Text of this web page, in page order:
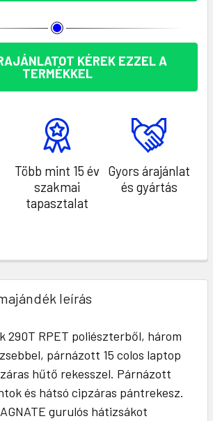
KÉREK EZZEL A
TERMÉKKEL
Több mint 15 év
szakmai
tapasztalat
Gyors árajánlat
és gyártás
leírás
290T RPET poliészterből, három
párnázott 15 colos laptop
hűtő rekesszel. Párnázott
és hátsó cipzáras pántrekesz.
gurulós hátizsákot